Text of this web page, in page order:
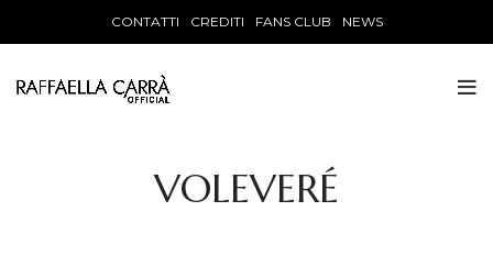
CONTATTI CREDITI FANS CLUB NEWS
VOLEVERÉ